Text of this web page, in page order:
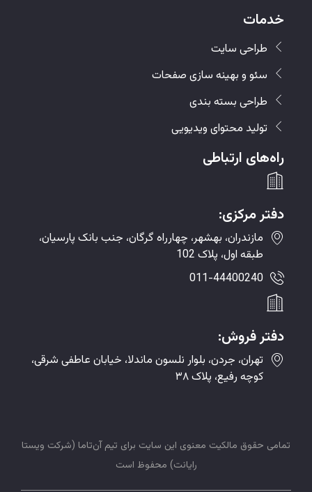
خدمات
طراحی سایت
سئو و بهینه سازی صفحات
طراحی بسته بندی
تولید محتوای ویدیویی
راه‌های ارتباطی
دفتر مرکزی:
مازندران، بهشهر، چهارراه گرگان، جنب بانک پارسیان،
طبقه اول، پلاک 102
011-44400240
دفتر فروش:
تهران، جردن، بلوار نلسون ماندلا، خیابان عاطفی شرقی،
کوچه رفیع، پلاک ۳۸
تمامی حقوق مالکیت معنوی این سایت برای تیمآن‌تاما (شرکت ویستا
رایانت) محفوظ است